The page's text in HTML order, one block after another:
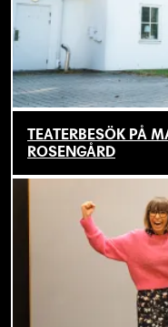
TEATERBESÖK PÅ
ROSENGÅRD